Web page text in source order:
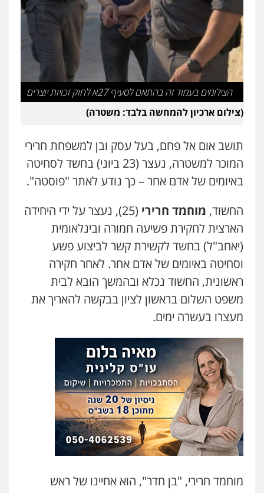
עו"ד אסף דוק
פלילי עבירות מין פשיעה
חמורה חקירות ומעצרים צווארון לבן והונאה
0526885006
עו"ד שלי גורביץ – לוי
משפט פלילי פשיעה חמורה מעצרים
וחקירות צבאי תעבורה
משרד עורכי דין חן ברוך
פלילי דיני תעבורה מעצרים וחקירות
0505078733
עו"ד קארין לגטיוי
פלילי פשיעה חמורה מעצרים וחקירות
0507446995
משרד עורכי דין טאי שרקי
0547556464
עו"ד אילן אלימלך
פלילי פשיעה חמורה תעבורה אסירים
0522992110
עו"ד שאדי נאטור
פלילי פשיעה חמורה מעצרים וחקירות
0509230800
הצילומים בעמוד זה בהתאם לסעיף 27א לחוק זכויות יוצרים
(צילום ארכיון להמחשה בלבד: משטרה)
תושב אום אל פחם, בעל עסק ובן למשפחת חרירי
המוכר למשטרה, נעצר (23 ביוני) בחשד לסחיטה
באיומים של אדם אחר – כך נודע לאתר "פוסטה".
החשוד, מוחמד חרירי
(25), נעצר על ידי היחידה
הארצית לחקירת פשיעה חמורה ובינלאומית
(יאחב"ל) בחשד לקשירת קשר לביצוע פשע
וסחיטה באיומים של אדם אחר. לאחר חקירה
ראשונית, החשוד נכלא ובהמשך הובא לבית
משפט השלום בראשון לציון בבקשה להאריך את
מעצרו בעשרה ימים.
מוחמד חרירי, "בן חדר", הוא אחיינו של ראש